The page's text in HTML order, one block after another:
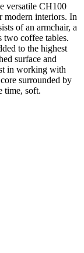
versatile CH100
modern interiors. In
of an armchair, a
two coffee tables.
to the highest
surface and
in working with
surrounded by
time, soft.